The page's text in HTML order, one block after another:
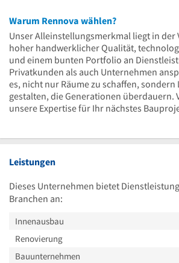
Warum Rennova wählen?
Unser Alleinstellungsmerkmal liegt in der
hoher handwerklicher Qualität,
und einem bunten Portfolio an
Privatkunden als auch Unternehmen
es, nicht nur Räume zu schaffen, sondern
gestalten, die Generationen überdauern.
unsere Expertise für Ihr nächstes
Leistungen
Dieses Unternehmen bietet
Branchen an:
Innenausbau
Renovierung
Bauunternehmen